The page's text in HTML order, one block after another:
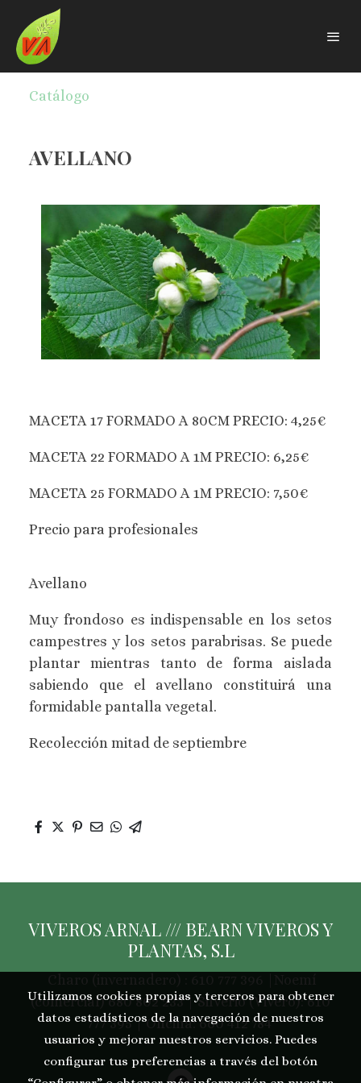
Catálogo
AVELLANO
MACETA 17 FORMADO A 80CM PRECIO: 4,25€
MACETA 22 FORMADO A 1M PRECIO: 6,25€
MACETA 25 FORMADO A 1M PRECIO: 7,50€
Precio para profesionales
Avellano
Muy frondoso es indispensable en los setos
campestres y los setos parabrisas. Se puede
plantar mientras tanto de forma aislada
sabiendo que el avellano constituirá una
formidable pantalla vegetal.
Recolección mitad de septiembre
VIVEROS ARNAL /// BEARN VIVEROS Y
PLANTAS, S.L
(comercial) 680 802 233 | Silverio (Vivero): 610
777 395 | Oficina: 660 412 784
Utilizamos cookies propias y terceros para obtener
datos estadísticos de la navegación de nuestros
usuarios y mejorar nuestros servicios. Puedes
configurar tus preferencias a través del botón